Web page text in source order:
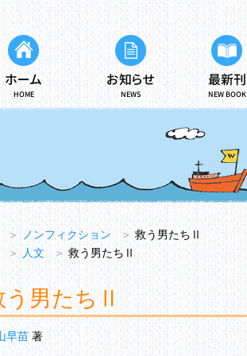
ホーム
HOME
お知らせ
NEWS
最新刊
NEW BOOK
＞ ノンフィクション ＞ 救う男たちⅡ
＞
人文 ＞ 救う男たちⅡ
う男たちⅡ
早苗 著